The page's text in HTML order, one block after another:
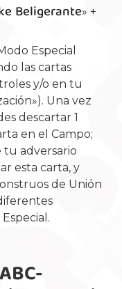
Beligerante» +
Especial
las cartas
y/o en tu
Una vez
descartar 1
en el Campo;
adversario
esta carta, y
de Unión